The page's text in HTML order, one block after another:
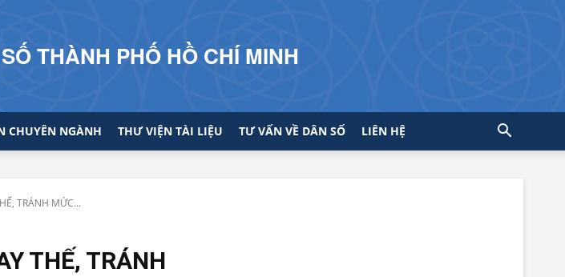
THÀNH PHỐ HỒ CHÍ MINH
CHUYÊN NGÀNH THƯ VIỆN TÀI LIỆU TƯ VẤN VỀ DÂN SỐ LIÊN HỆ
TRÁNH MỨC...
THẾ, TRÁNH